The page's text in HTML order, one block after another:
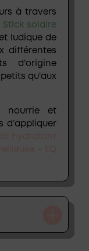
à travers
Stick solaire
ludique de
différentes
d'origine
qu'aux
nourrie et
d’appliquer